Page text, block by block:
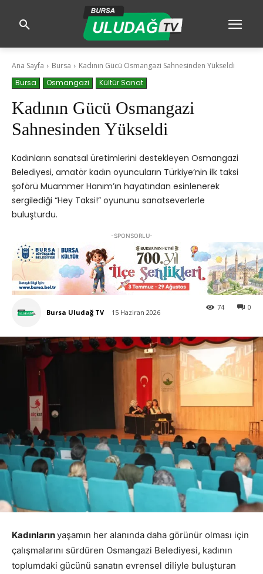
Ana Sayfa Bursa
Kadının Gücü Osmangazi Sahnesinden Yükseldi
Bursa
Osmangazi Kültür Sanat
Kadının Gücü Osmangazi
Sahnesinden Yükseldi
Kadınların sanatsal üretimlerini destekleyen Osmangazi
Belediyesi, amatör kadın oyuncuların Türkiye’nin ilk taksi
şoförü Muammer Hanım’ın hayatından esinlenerek
sergilediği “Hey Taksi!” oyununu sanatseverlerle
buluşturdu.
-SPONSORLU-
Bursa Uludağ TV 15 Haziran 2026
0
74
Kadınlarınyaşamın her alanında daha görünür olması için
çalışmalarını sürdüren Osmangazi Belediyesi, kadının
toplumdaki gücünü sanatın evrensel diliyle buluşturan